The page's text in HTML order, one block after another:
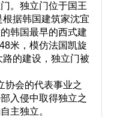
。独立门位于国王
据韩国建筑家沈宜
韩国最早的西式建
米，模仿法国凯旋
的建设，独立门被
会的代表事业之
入侵中取得独立之
主独立。